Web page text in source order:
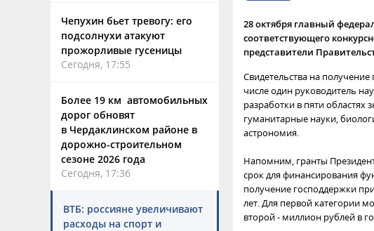
Чепухин бьет тревогу: его
подсолнухи атакуют
прожорливые гусеницы
Сегодня, 17:55
Более 19 км автомобильных
дорог обновят
в Чердаклинском районе в
дорожно-строительном
сезоне 2026 года
Сегодня, 17:36
ВТБ: россияне увеличивают
расходы на спорт и
28 октября главный
соответствующего
представители
Свидетельства на
числе один руководитель
разработки в пяти
гуманитарные науки,
астрономия.
Напомним, гранты
срок для финансирования
получение господдержки
лет. Для первой категории
второй - миллион рублей в